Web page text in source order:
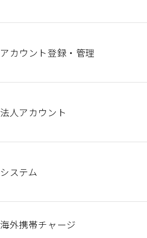
アカウント登録・管理
法人アカウント
システム
海外携帯チャージ